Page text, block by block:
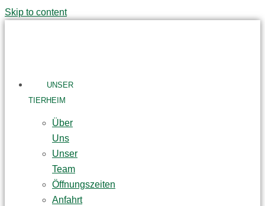
Skip to content
UNSER
TIERHEIM
Über
Uns
Unser
Team
Öffnungszeiten
Anfahrt